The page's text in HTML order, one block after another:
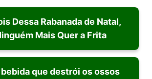
Dessa Rabanada de Natal,
Mais Quer a Frita
bebida que destrói os ossos